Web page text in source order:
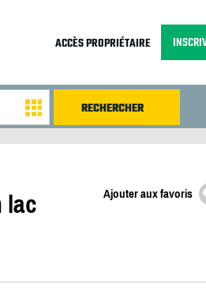
ACCÈS PROPRIÉTAIRE
lac
Ajouter aux favoris